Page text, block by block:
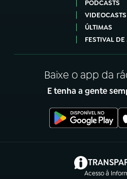
PODCASTS
VIDEOCASTS
ÚLTIMAS
FESTIVAL
Baixe o app da
E tenha a gente
Acesso à